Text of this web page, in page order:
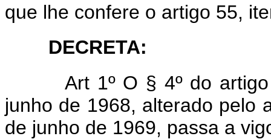
que lhe confere o artigo 55,
DECRETA:
Art 1º O § 4º do
junho de 1968, alterado pelo
de junho de 1969, passa a